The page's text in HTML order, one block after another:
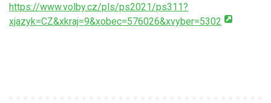
https://www.volby.cz/pls/ps2021/ps311?
xjazyk=CZ&xkraj=9&xobec=576026&xvyber=5302